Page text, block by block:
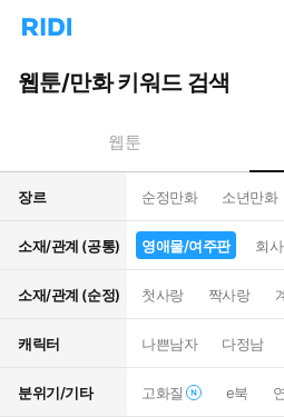
리
홈
으
턴
트
웹툰/만화 키워드 검색
웹툰
장르 순정만화 소년만화
소재/관계 (공통) 영애물/여주판 회사
소재/관계 (순정) 첫사랑 짝사랑
캐릭터 나쁜남자 다정남
분위기/기타 고화질 e북